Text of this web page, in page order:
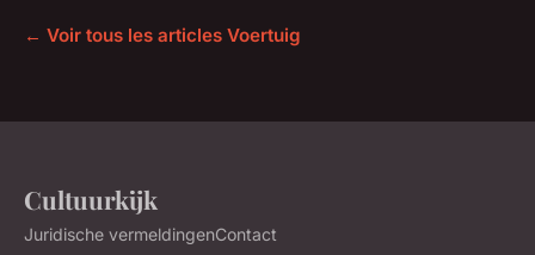
← Voir tous les articles Voertuig
Cultuurkijk
Juridische vermeldingenContact